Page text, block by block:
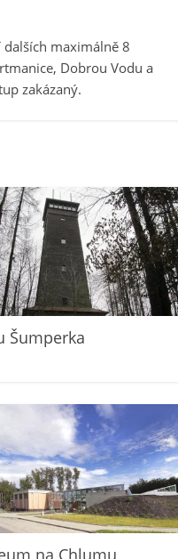
maximálně 8
Dobrou Vodu a
zakázaný.
Šumperka
na Chlumu